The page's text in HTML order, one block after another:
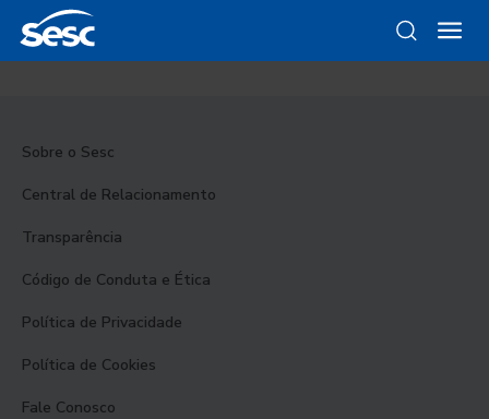
Sobre o Sesc
Central de Relacionamento
Transparência
Código de Conduta e Ética
Política de Privacidade
Política de Cookies
Fale Conosco